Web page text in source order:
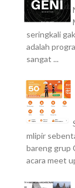
seringkali
adalah
sangat ...
mlipir
bareng grup
acara meet